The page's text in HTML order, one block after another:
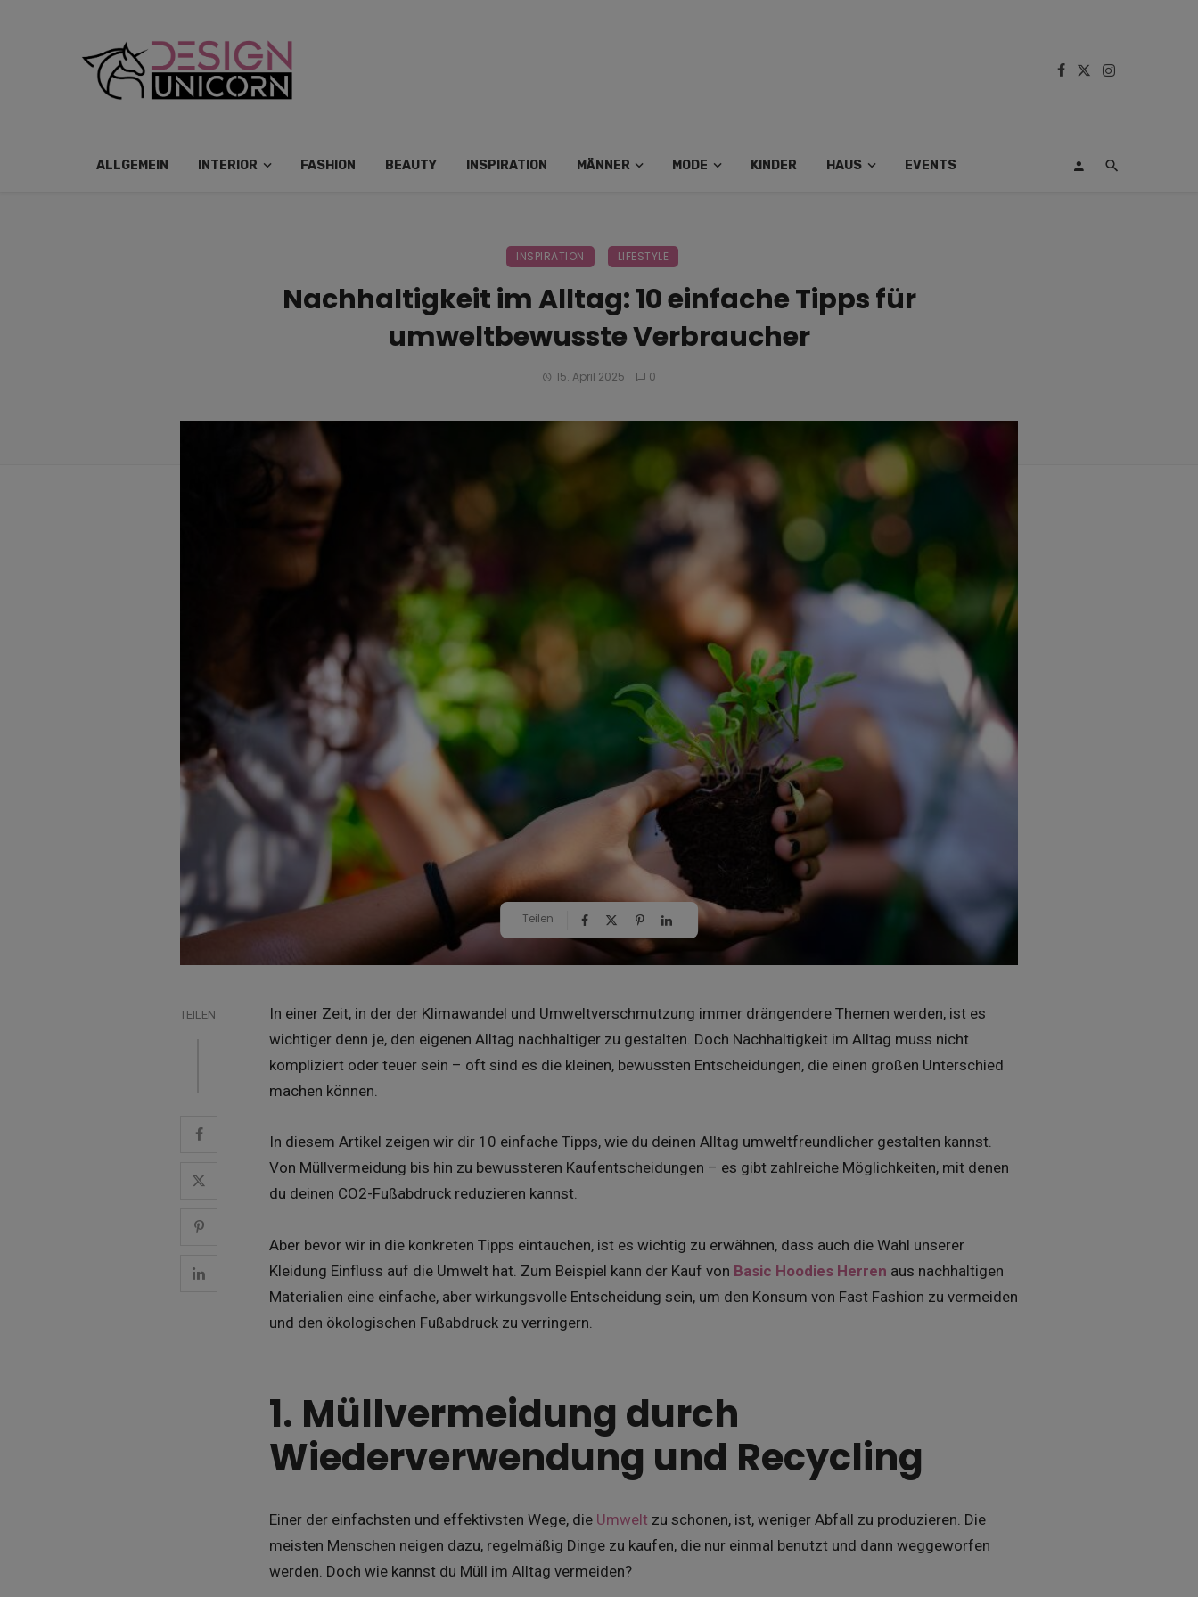
ALLGEMEIN INTERIOR FASHION BEAUTY INSPIRATION MÄNNER MODE KINDER HAUS EVENTS
INSPIRATION LIFESTYLE
Nachhaltigkeit im Alltag: 10 einfache Tipps für
umweltbewusste Verbraucher
15. April 2025 0
Teilen
TEILEN
In einer Zeit, in der der Klimawandel und Umweltverschmutzung immer drängendere Themen werden, ist es
wichtiger denn je, den eigenen Alltag nachhaltiger zu gestalten. Doch Nachhaltigkeit im Alltag muss nicht
kompliziert oder teuer sein – oft sind es die kleinen, bewussten Entscheidungen, die einen großen Unterschied
machen können.
In diesem Artikel zeigen wir dir 10 einfache Tipps, wie du deinen Alltag umweltfreundlicher gestalten kannst.
Von Müllvermeidung bis hin zu bewussteren Kaufentscheidungen – es gibt zahlreiche Möglichkeiten, mit denen
du deinen CO2-Fußabdruck reduzieren kannst.
Aber bevor wir in die konkreten Tipps eintauchen, ist es wichtig zu erwähnen, dass auch die Wahl unserer
Kleidung Einfluss auf die Umwelt hat. Zum Beispiel kann der Kauf von Basic Hoodies Herren aus nachhaltigen
Materialien eine einfache, aber wirkungsvolle Entscheidung sein, um den Konsum von Fast Fashion zu vermeiden
und den ökologischen Fußabdruck zu verringern.
1. Müllvermeidung durch
Wiederverwendung und Recycling
Einer der einfachsten und effektivsten Wege, die Umwelt zu schonen, ist, weniger Abfall zu produzieren. Die
meisten Menschen neigen dazu, regelmäßig Dinge zu kaufen, die nur einmal benutzt und dann weggeworfen
werden. Doch wie kannst du Müll im Alltag vermeiden?